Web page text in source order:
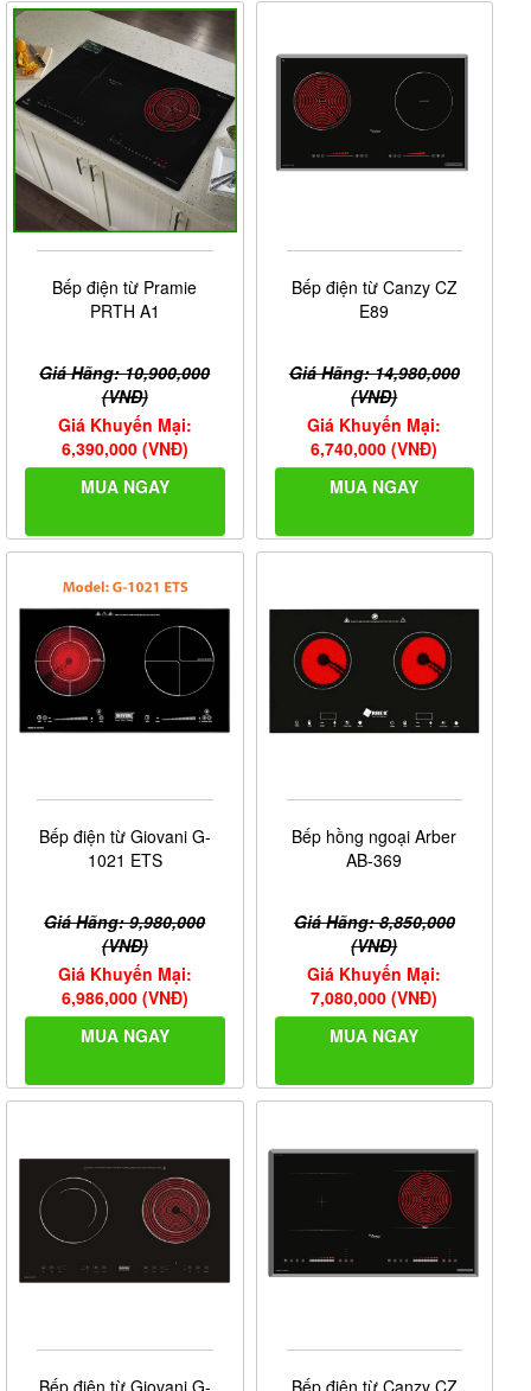
Bếp điện từ Pramie
PRTH A1
Giá Hãng: 10,900,000
(VNĐ)
Giá Khuyến Mại:
6,390,000 (VNĐ)
MUA NGAY
Bếp điện từ Canzy CZ
E89
Giá Hãng: 14,980,000
(VNĐ)
Giá Khuyến Mại:
6,740,000 (VNĐ)
MUA NGAY
Bếp điện từ Giovani G-
1021 ETS
Giá Hãng: 9,980,000
(VNĐ)
Giá Khuyến Mại:
6,986,000 (VNĐ)
MUA NGAY
Bếp hồng ngoại Arber
AB-369
Giá Hãng: 8,850,000
(VNĐ)
Giá Khuyến Mại:
7,080,000 (VNĐ)
MUA NGAY
Bếp điện từ Giovani G- Bếp điện từ Canzy CZ